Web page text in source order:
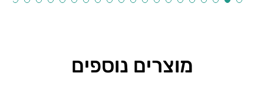
מוצרים נוספים